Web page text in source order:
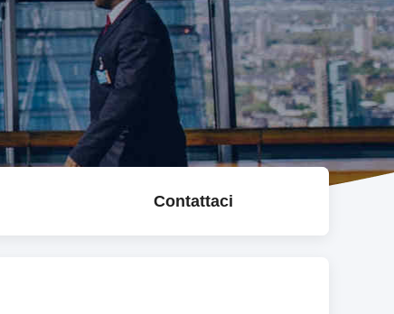
Contattaci